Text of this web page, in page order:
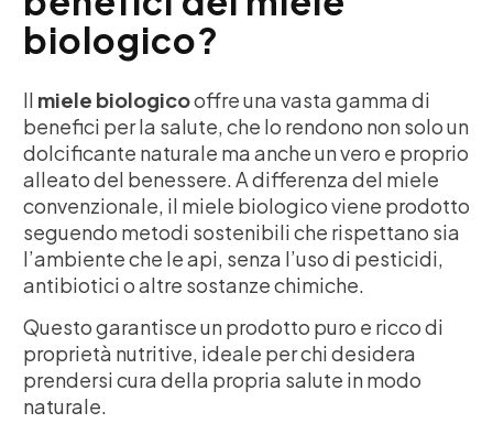
biologico?
Il miele biologicooffre una vasta gamma di
benefici per la salute, che lo rendono non solo un
dolcificante naturale ma anche un vero e proprio
alleato del benessere. A differenza del miele
convenzionale, il miele biologico viene prodotto
seguendo metodi sostenibili che rispettano sia
l’ambiente che le api, senza l’uso di pesticidi,
antibiotici o altre sostanze chimiche.
Questo garantisce un prodotto puro e ricco di
proprietà nutritive, ideale per chi desidera
prendersi cura della propria salute in modo
naturale.